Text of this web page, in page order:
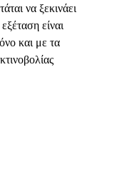
να ξεκινάει
είναι
και με τα